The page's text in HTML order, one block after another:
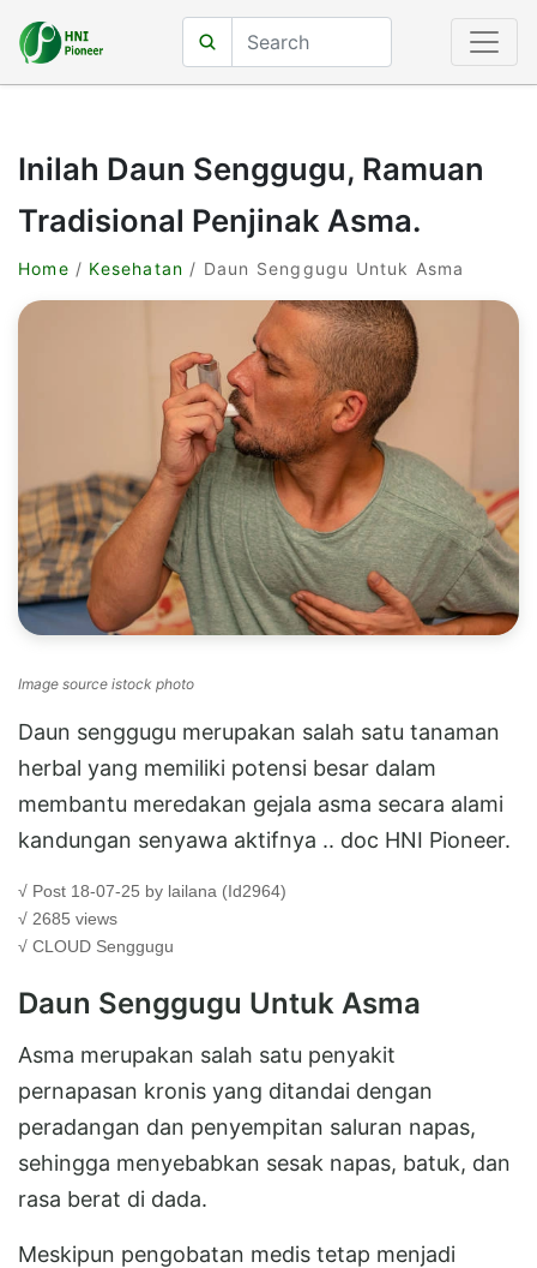
Inilah Daun Senggugu, Ramuan
Tradisional Penjinak Asma.
Home / Kesehatan / Daun Senggugu Untuk Asma
Image source istock photo
Daun senggugu merupakan salah satu tanaman
herbal yang memiliki potensi besar dalam
membantu meredakan gejala asma secara alami
kandungan senyawa aktifnya .. doc HNI Pioneer.
√ Post 18-07-25 by lailana (Id2964)
√ 2685 views
√ CLOUD Senggugu
Daun Senggugu Untuk Asma
Asma merupakan salah satu penyakit
pernapasan kronis yang ditandai dengan
peradangan dan penyempitan saluran napas,
sehingga menyebabkan sesak napas, batuk, dan
rasa berat di dada.
Meskipun pengobatan medis tetap menjadi